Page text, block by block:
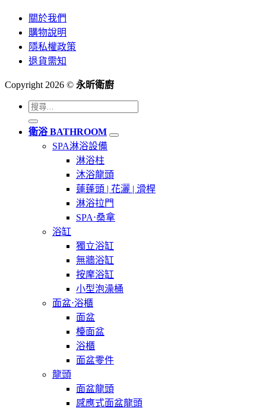
關於我們
購物說明
隱私權政策
退貨需知
Copyright 2026 © 永昕衛廚
搜
尋
關
衛浴 BATHROOM
SPA淋浴設備
淋浴柱
沐浴龍頭
蓮蓬頭 | 花灑 | 滑桿
淋浴拉門
SPA⋅桑拿
浴缸
獨立浴缸
無牆浴缸
按摩浴缸
小型泡澡桶
面盆⋅浴櫃
面盆
檯面盆
浴櫃
面盆零件
龍頭
面盆龍頭
感應式面盆龍頭